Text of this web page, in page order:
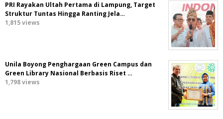
PRI Rayakan Ultah Pertama di Lampung, Target
Struktur Tuntas Hingga Ranting Jela…
1,815 views
Unila Boyong Penghargaan Green Campus dan
Green Library Nasional Berbasis Riset …
1,798 views